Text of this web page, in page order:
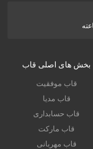
بخش های اصلی قاب
قاب موفقیت
قاب مدیا
قاب حسابداری
قاب مارکت
قاب مهربانی